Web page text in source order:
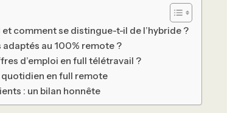
comment se distingue-t-il de l’hybride ?
au 100% remote ?
d’emploi en full télétravail ?
en full remote
: un bilan honnête